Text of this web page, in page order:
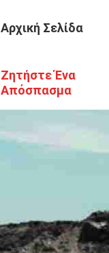
Αρχική Σελίδα
Ζητήστε Ένα
Απόσπασμα